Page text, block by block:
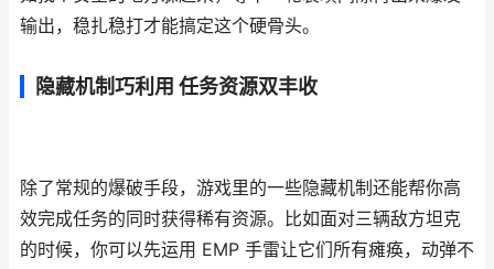
输出，稳扎稳打才能搞定这个硬骨头。
隐藏机制巧利用 任务资源双丰收
除了常规的爆破手段，游戏里的一些隐藏机制还能帮你高
效完成任务的同时获得稀有资源。比如面对三辆敌方坦克
的时候，你可以先运用 EMP 手雷让它们所有瘫痪，动弹不